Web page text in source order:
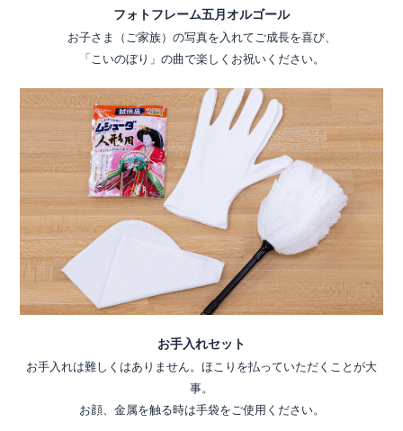
フォトフレーム五月オルゴール
お子さま（ご家族）の写真を入れてご成長を喜び、
「こいのぼり」の曲で楽しくお祝いください。
お手入れセット
お手入れは難しくはありません。ほこりを払っていただくことが大
事。
お顔、金属を触る時は手袋をご使用ください。